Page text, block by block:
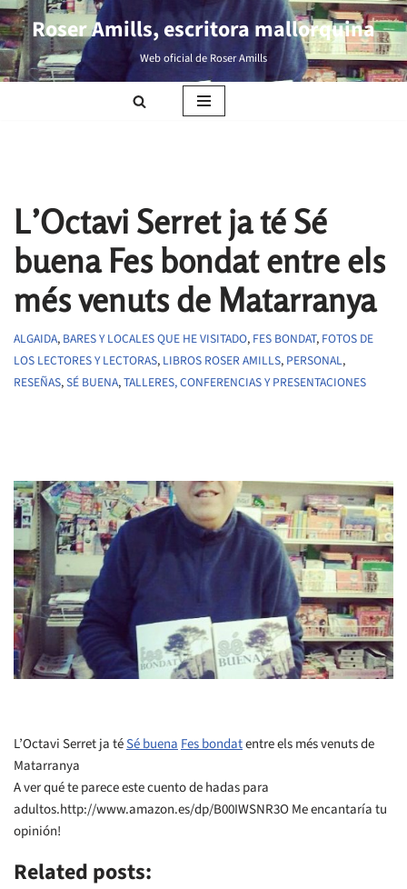
Saltar
al
Roser Amills, escritora mallorquina
Web oficial de Roser Amills
L’Octavi Serret ja té Sé
buena Fes bondat entre els
més venuts de Matarranya
ALGAIDA, BARES Y LOCALES QUE HE VISITADO, FES BONDAT, FOTOS DE
LOS LECTORES Y LECTORAS, LIBROS ROSER AMILLS, PERSONAL,
RESEÑAS,SÉ BUENA,TALLERES, CONFERENCIAS Y PRESENTACIONES
L’Octavi Serret ja téSé buena Fes bondatentre els més venuts de
Matarranya
A ver qué te parece este cuento de hadas para
adultos.http://www.amazon.es/dp/B00IWSNR3O Me encantaría tu
opinión!
Related posts: